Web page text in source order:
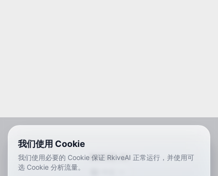
我们使用 Cookie
我们使用必要的 Cookie 保证 RkiveAI 正常运行，并使用可
选 Cookie 分析流量。
RKIVE AI